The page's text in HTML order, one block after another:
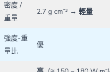
密度 /
重量
2.7 g cm⁻³ → 輕量
強度-重
量比
優